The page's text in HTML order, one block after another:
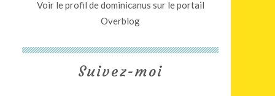
Voir le profil dedominicanus sur le portail
Overblog
Suivez-moi